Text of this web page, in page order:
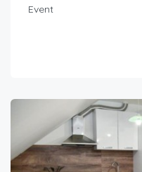
Event